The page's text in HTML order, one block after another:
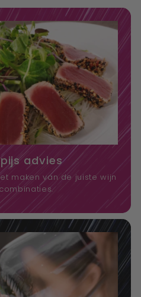
advies
maken van de juiste wijn